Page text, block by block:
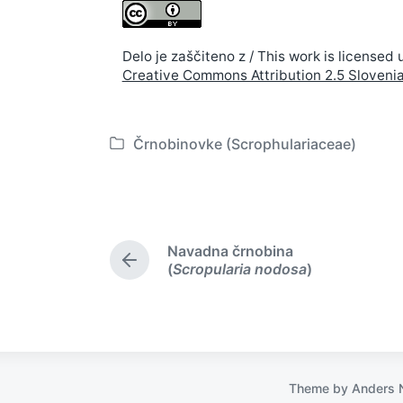
Delo je zaščiteno z / This work is licensed
Creative Commons Attribution 2.5
P
d
Črnobinovke (Scrophulariaceae)
P
r
Navadna črnobina
(Scropularia nodosa)
Theme by Anders